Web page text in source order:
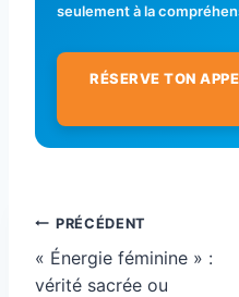
seulement à la
RÉSERVE TON
Navigation
de
l’article
PRÉCÉDENT
« Énergie féminine » :
vérité sacrée ou